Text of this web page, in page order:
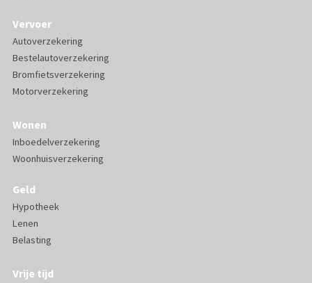
Vervoer
Autoverzekering
Bestelautoverzekering
Bromfietsverzekering
Motorverzekering
Wonen
Inboedelverzekering
Woonhuisverzekering
Geld
Hypotheek
Lenen
Belasting
Vrije tijd